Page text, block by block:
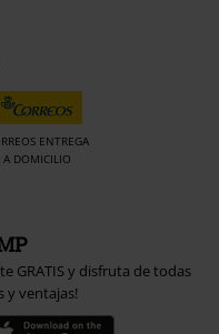
ENTREGA
A DOMICILIO
GRATIS y disfruta de todas
y ventajas!